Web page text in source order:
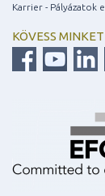
Karrier - Pályázatok
KÖVESS MINKET